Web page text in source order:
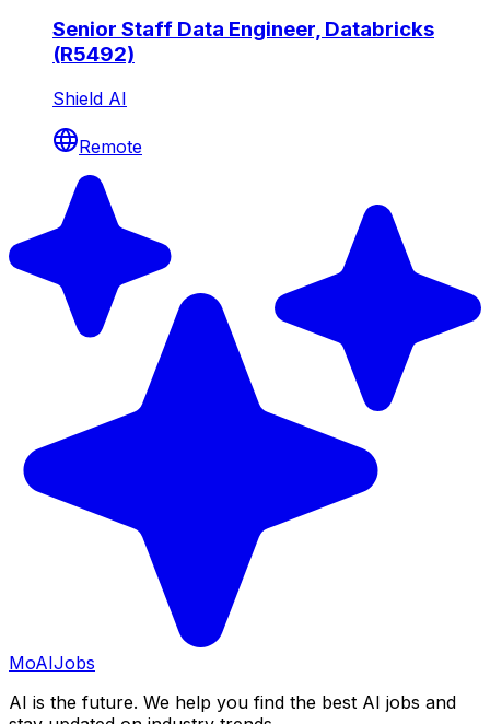
Senior Staff Data Engineer, Databricks
(R5492)
Shield AI
Remote
MoAIJobs
AI is the future. We help you find the best AI jobs and